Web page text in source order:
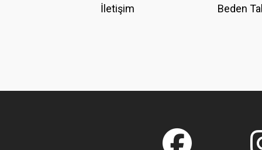
İletişim
Beden